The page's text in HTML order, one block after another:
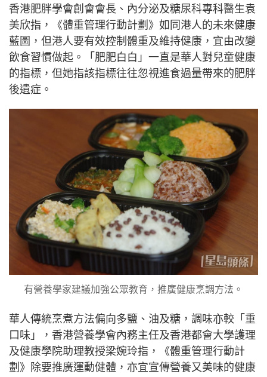
香港肥胖學會創會會長、內分泌及糖尿科專科醫生袁
美欣指，《體重管理行動計劃》如同港人的未來健康
藍圖，但港人要有效控制體重及維持健康，宜由改變
飲食習慣做起。「肥肥白白」一直是華人對兒童健康
的指標，但她指該指標往往忽視進食過量帶來的肥胖
後遺症。
有營養學家建議加強公眾教育，推廣健康烹調方法。
華人傳統烹煮方法偏向多鹽、油及糖，調味亦較「重
口味」，香港營養學會內務主任及香港都會大學護理
及健康學院助理教授梁婉玲指，《體重管理行動計
劃》除要推廣運動健體，亦宜宣傳營養又美味的健康